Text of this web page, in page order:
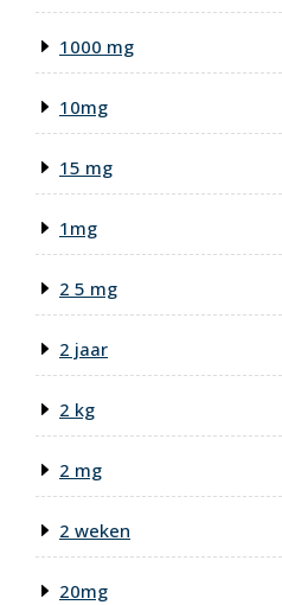
1000 mg
10mg
15 mg
1mg
2 5 mg
2 jaar
2 kg
2 mg
2 weken
20mg